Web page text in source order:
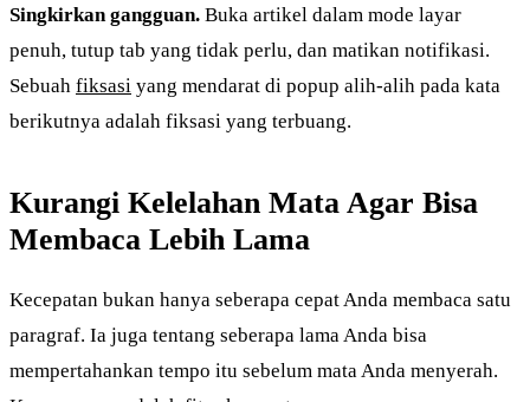
Singkirkan gangguan. Buka artikel dalam mode layar
penuh, tutup tab yang tidak perlu, dan matikan notifikasi.
Sebuah fiksasi yang mendarat di popup alih-alih pada kata
berikutnya adalah fiksasi yang terbuang.
Kurangi Kelelahan Mata Agar Bisa
Membaca Lebih Lama
Kecepatan bukan hanya seberapa cepat Anda membaca satu
paragraf. Ia juga tentang seberapa lama Anda bisa
mempertahankan tempo itu sebelum mata Anda menyerah.